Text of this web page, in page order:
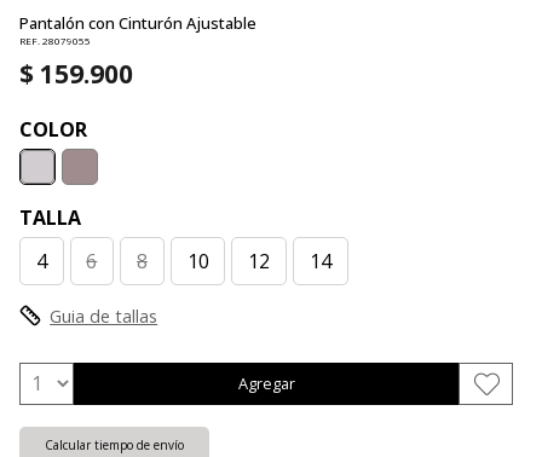
Pantalón con Cinturón Ajustable
REF. 28079055
$ 159.900
COLOR
TALLA
4
6 8 10 12 14
Guia de tallas
Agregar
Calcular tiempo de envío